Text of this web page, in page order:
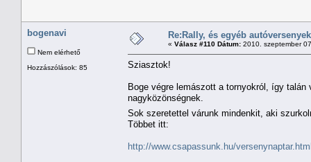
bogenavi
Nem elérhető
Hozzászólások: 85
Re:Rally, és egyéb autóversenyek
« Válasz #110 Dátum: 2010. szeptember
Sziasztok!
Boge végre lemászott a tornyokról, így
nagyközönségnek.
Sok szeretettel várunk mindenkit, aki
Többet itt:
http://www.csapassunk.hu/